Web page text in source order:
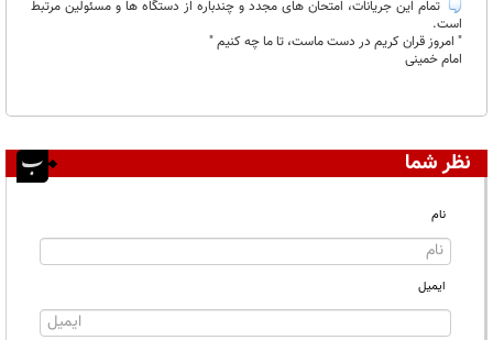
تمام این جریانات، امتحان های مجدد و چندباره از دستگاه ها و مسئولین مرتبط
است.
" امروز قران کریم در دست ماست، تا ما چه کنیم "
امام خمینی
نظر شما
نام
ایمیل